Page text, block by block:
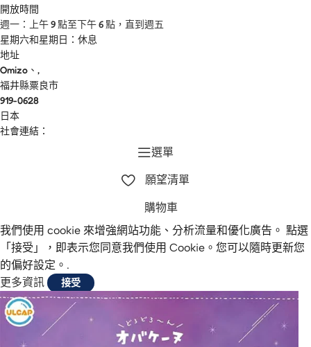
開放時間
週一：上午 9 點至下午 6 點，直到週五
星期六和星期日：休息
地址
Omizo、,
福井縣粟良市
919-0628
日本
社會連結：
選單
願望清單
購物車
我們使用 cookie 來增強網站功能、分析流量和優化廣告。 點選
「接受」，即表示您同意我們使用 Cookie。您可以隨時更新您
的偏好設定。.
更多資訊
接受